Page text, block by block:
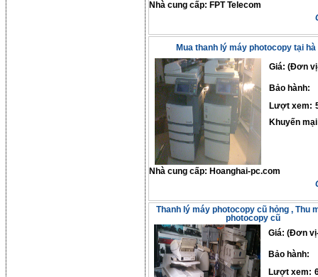
Nhà cung cấp: FPT Telecom
Mua thanh lý máy photocopy tại hà
Giá: (Đơn
Bảo hành:
Lượt xem:
Khuyến
Nhà cung cấp: Hoanghai-pc.com
Thanh lý máy photocopy cũ hỏng , Thu
photocopy cũ
Giá: (Đơn
Bảo hành:
Lượt xem: